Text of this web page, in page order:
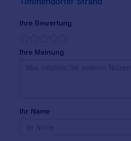
Ihre Bewertung
Ihre Meinung
Ihr Name